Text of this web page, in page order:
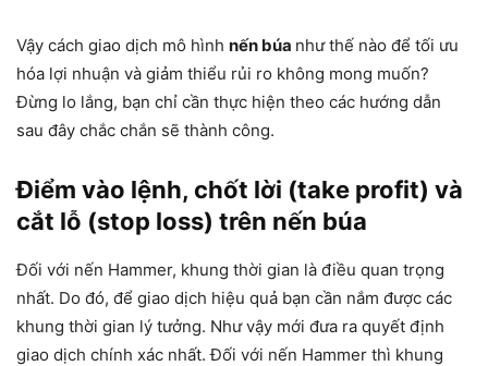
Vậy cách giao dịch mô hình nến búa như thế nào để tối ưu
hóa lợi nhuận và giảm thiểu rủi ro không mong muốn?
Đừng lo lắng, bạn chỉ cần thực hiện theo các hướng dẫn
sau đây chắc chắn sẽ thành công.
Điểm vào lệnh, chốt lời (take profit) và
cắt lỗ (stop loss) trên nến búa
Đối với nến Hammer, khung thời gian là điều quan trọng
nhất. Do đó, để giao dịch hiệu quả bạn cần nắm được các
khung thời gian lý tưởng. Như vậy mới đưa ra quyết định
giao dịch chính xác nhất. Đối với nến Hammer thì khung